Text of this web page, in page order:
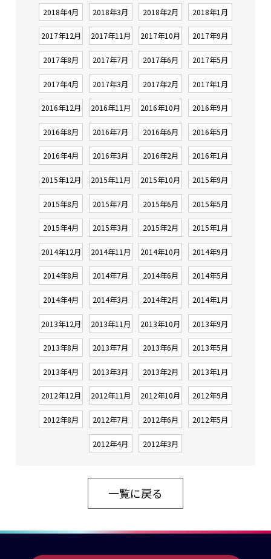
2018年4月 2018年3月 2018年2月 2018年1月
2017年12月 2017年11月 2017年10月 2017年9月
2017年8月 2017年7月 2017年6月 2017年5月
2017年4月 2017年3月 2017年2月 2017年1月
2016年12月 2016年11月 2016年10月 2016年9月
2016年8月 2016年7月 2016年6月 2016年5月
2016年4月 2016年3月 2016年2月 2016年1月
2015年12月 2015年11月 2015年10月 2015年9月
2015年8月 2015年7月 2015年6月 2015年5月
2015年4月 2015年3月 2015年2月 2015年1月
2014年12月 2014年11月 2014年10月 2014年9月
2014年8月 2014年7月 2014年6月 2014年5月
2014年4月 2014年3月 2014年2月 2014年1月
2013年12月 2013年11月 2013年10月 2013年9月
2013年8月 2013年7月 2013年6月 2013年5月
2013年4月 2013年3月 2013年2月 2013年1月
2012年12月 2012年11月 2012年10月 2012年9月
2012年8月 2012年7月 2012年6月 2012年5月
2012年4月 2012年3月
一覧に戻る